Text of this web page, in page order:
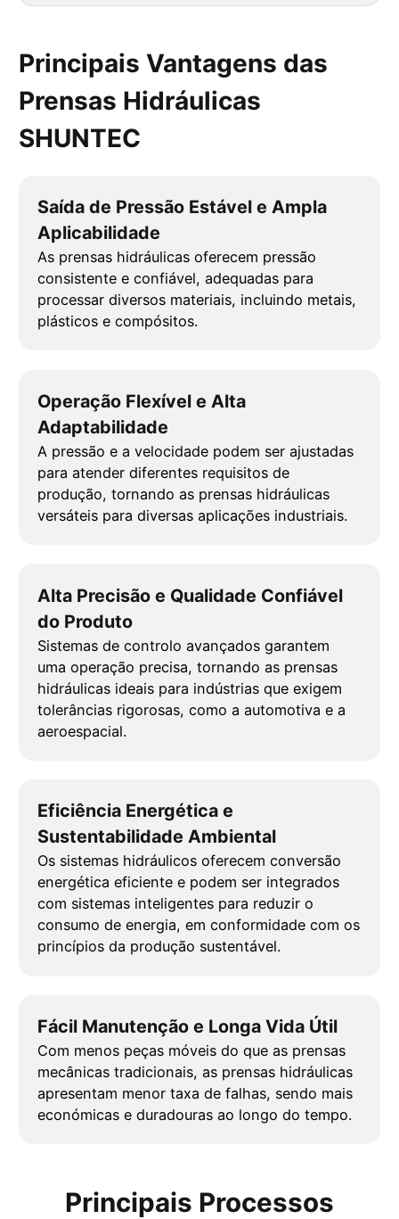
Principais Vantagens das
Prensas Hidráulicas
SHUNTEC
Saída de Pressão Estável e Ampla
Aplicabilidade
As prensas hidráulicas oferecem pressão
consistente e confiável, adequadas para
processar diversos materiais, incluindo metais,
plásticos e compósitos.
Operação Flexível e Alta
Adaptabilidade
A pressão e a velocidade podem ser ajustadas
para atender diferentes requisitos de
produção, tornando as prensas hidráulicas
versáteis para diversas aplicações industriais.
Alta Precisão e Qualidade Confiável
do Produto
Sistemas de controlo avançados garantem
uma operação precisa, tornando as prensas
hidráulicas ideais para indústrias que exigem
tolerâncias rigorosas, como a automotiva e a
aeroespacial.
Eficiência Energética e
Sustentabilidade Ambiental
Os sistemas hidráulicos oferecem conversão
energética eficiente e podem ser integrados
com sistemas inteligentes para reduzir o
consumo de energia, em conformidade com os
princípios da produção sustentável.
Fácil Manutenção e Longa Vida Útil
Com menos peças móveis do que as prensas
mecânicas tradicionais, as prensas hidráulicas
apresentam menor taxa de falhas, sendo mais
económicas e duradouras ao longo do tempo.
Principais Processos